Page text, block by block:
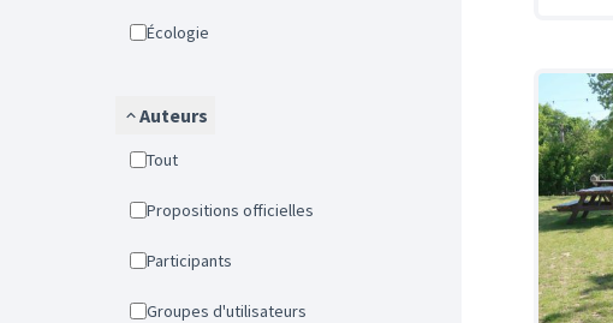
Écologie
Auteurs
Tout
Propositions officielles
Participants
Groupes d'utilisateurs